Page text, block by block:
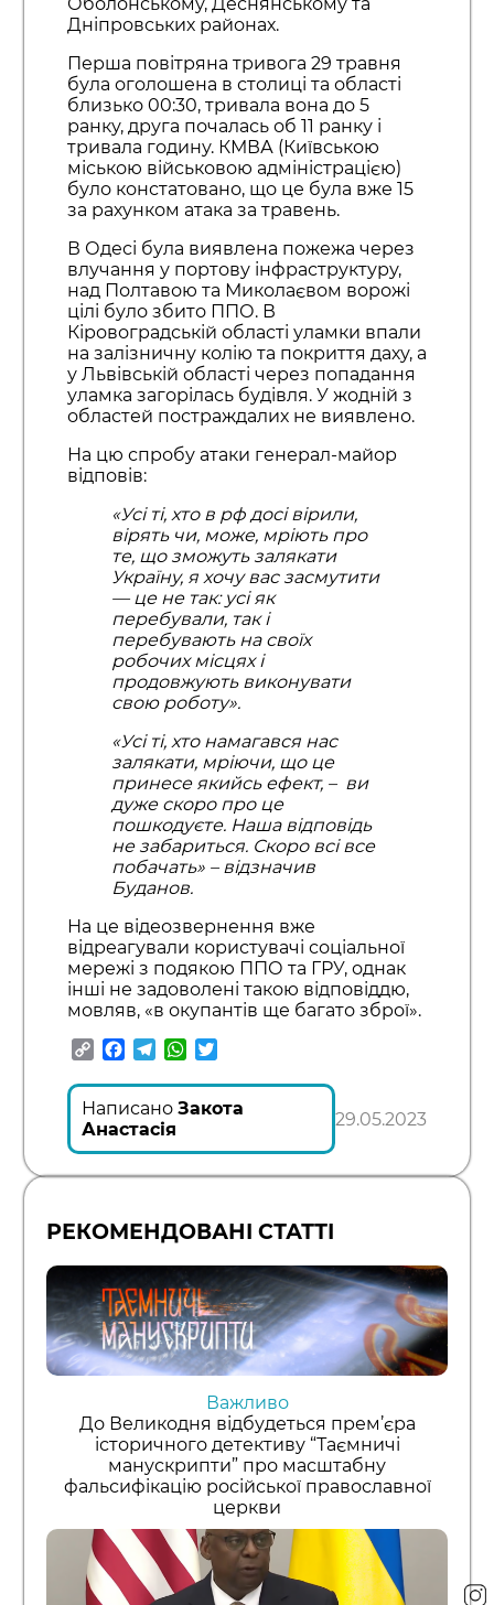
Дніпровських районах.
Перша повітряна тривога 29 травня
була оголошена в столиці та області
близько 00:30, тривала вона до 5
ранку, друга почалась об 11 ранку і
тривала годину. КМВА (Київською
міською військовою адміністрацією)
було констатовано, що це була вже 15
за рахунком атака за травень.
В Одесі була виявлена пожежа через
влучання у портову інфраструктуру,
над Полтавою та Миколаєвом ворожі
цілі було збито ППО. В
Кіровоградській області уламки впали
на залізничну колію та покриття даху, а
у Львівській області через попадання
уламка загорілась будівля. У жодній з
областей постраждалих не виявлено.
На цю спробу атаки генерал-майор
відповів:
«Усі ті, хто в рф досі вірили,
вірять чи, може, мріють про
те, що зможуть залякати
Україну, я хочу вас засмутити
— це не так: усі як
перебували, так і
перебувають на своїх
робочих місцях і
продовжують виконувати
свою роботу».
«Усі ті, хто намагався нас
залякати, мріючи, що це
принесе якийсь ефект, – ви
дуже скоро про це
пошкодуєте. Наша відповідь
не забариться. Скоро всі все
побачать» – відзначив
Буданов.
На це відеозвернення вже
відреагували користувачі соціальної
мережі з подякою ППО та ГРУ, однак
інші не задоволені такою відповіддю,
мовляв, «в окупантів ще багато зброї».
CopyFacebook
TelegramWhatsApp
Написано Закота
Анастасія
29.05.2023
РЕКОМЕНДОВАНІ СТАТТІ
Важливо
До Великодня відбудеться прем’єра
історичного детективу “Таємничі
манускрипти” про масштабну
фальсифікацію російської православної
церкви